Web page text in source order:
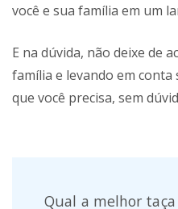
você e sua família em um
E na dúvida, não deixe de
família e levando em
que você precisa, sem
Navigation
Qual a melhor